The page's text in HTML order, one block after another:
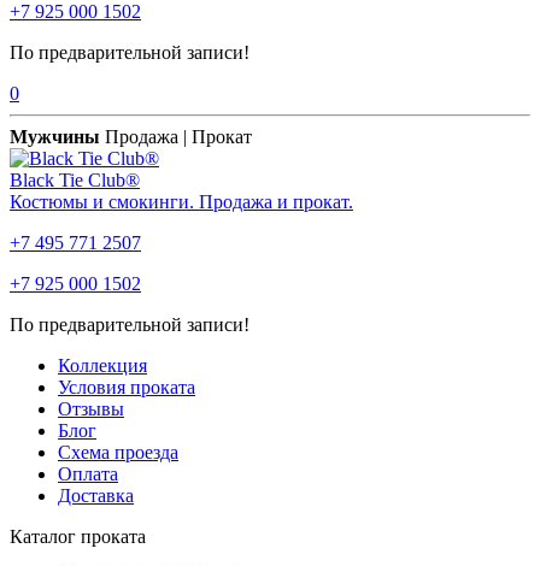
+7 925 000 1502
По предварительной записи!
0
Мужчины Продажа | Прокат
Black Tie Club®
Костюмы и смокинги. Продажа и прокат.
+7 495 771 2507
+7 925 000 1502
По предварительной записи!
Коллекция
Условия проката
Отзывы
Блог
Схема проезда
Оплата
Доставка
Каталог проката